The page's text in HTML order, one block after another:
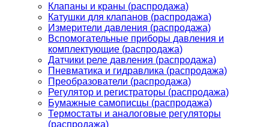
Клапаны и краны (распродажа)
Катушки для клапанов (распродажа)
Измерители давления (распродажа)
Вспомогательные приборы давления и
комплектующие (распродажа)
Датчики реле давления (распродажа)
Пневматика и гидравлика (распродажа)
Преобразователи (распродажа)
Регулятор и регистраторы (распродажа)
Бумажные самописцы (распродажа)
Термостаты и аналоговые регуляторы
(распродажа)